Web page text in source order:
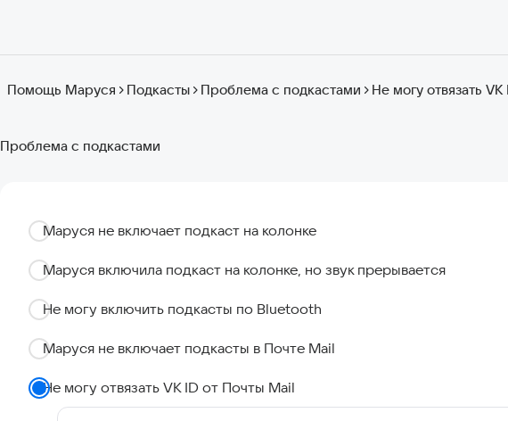
Помощь Маруся Подкасты Проблема с подкастами Не могу отвязать
Проблема с подкастами
Маруся не включает подкаст на колонке
Маруся включила подкаст на колонке, но звук прерывается
Не могу включить подкасты по Bluetooth
Маруся не включает подкасты в Почте Mail
Не могу отвязать VK ID от Почты Mail